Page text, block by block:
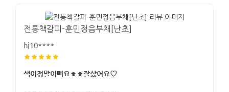
전통책갈피-훈민정음부채[난초]
hj10****
색이정말이뻐요ㅎㅎ잘샀어요♡